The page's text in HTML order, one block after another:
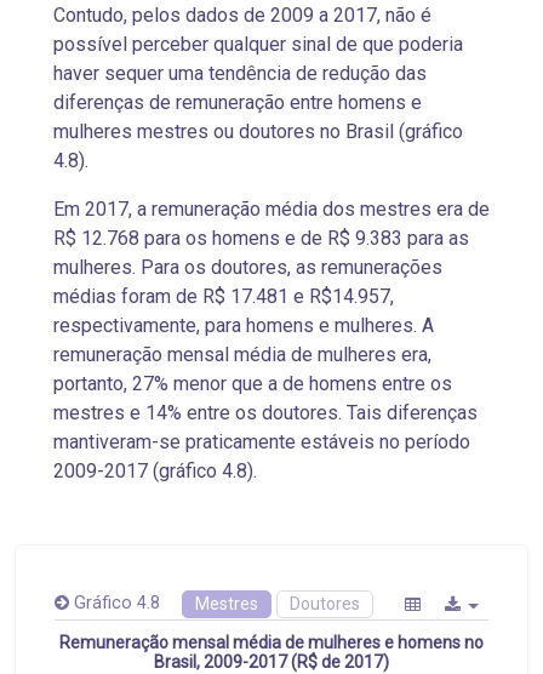
Contudo, pelos dados de 2009 a 2017, não é
possível perceber qualquer sinal de que poderia
haver sequer uma tendência de redução das
diferenças de remuneração entre homens e
mulheres mestres ou doutores no Brasil (gráfico
4.8).
Em 2017, a remuneração média dos mestres era de
R$ 12.768 para os homens e de R$ 9.383 para as
mulheres. Para os doutores, as remunerações
médias foram de R$ 17.481 e R$14.957,
respectivamente, para homens e mulheres. A
remuneração mensal média de mulheres era,
portanto, 27% menor que a de homens entre os
mestres e 14% entre os doutores. Tais diferenças
mantiveram-se praticamente estáveis no período
2009-2017 (gráfico 4.8).
Gráfico 4.8 Mestres Doutores
Remuneração mensal média de mulheres e homens no
Brasil, 2009-2017 (R$ de 2017)